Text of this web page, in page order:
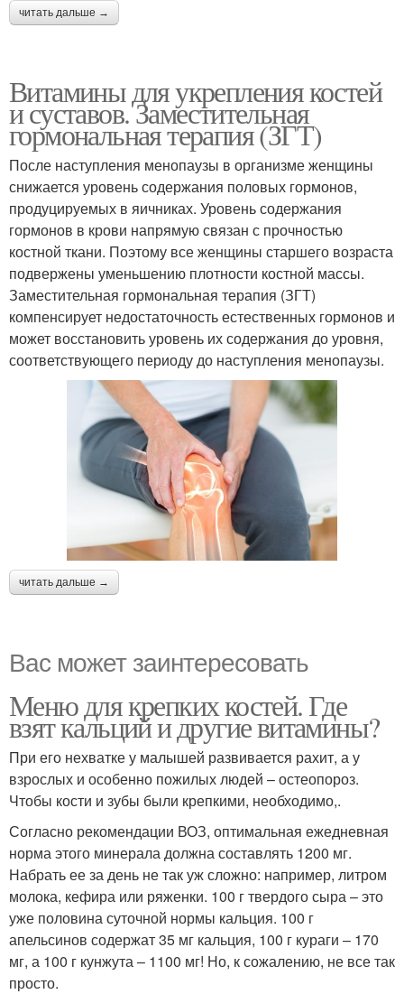
читать дальше →
Витамины для укрепления костей
и суставов. Заместительная
гормональная терапия (ЗГТ)
После наступления менопаузы в организме женщины
снижается уровень содержания половых гормонов,
продуцируемых в яичниках. Уровень содержания
гормонов в крови напрямую связан с прочностью
костной ткани. Поэтому все женщины старшего возраста
подвержены уменьшению плотности костной массы.
Заместительная гормональная терапия (ЗГТ)
компенсирует недостаточность естественных гормонов и
может восстановить уровень их содержания до уровня,
соответствующего периоду до наступления менопаузы.
читать дальше →
Вас может заинтересовать
Меню для крепких костей. Где
взят кальций и другие витамины?
При его нехватке у малышей развивается рахит, а у
взрослых и особенно пожилых людей – остеопороз.
Чтобы кости и зубы были крепкими, необходимо,.
Согласно рекомендации ВОЗ, оптимальная ежедневная
норма этого минерала должна составлять 1200 мг.
Набрать ее за день не так уж сложно: например, литром
молока, кефира или ряженки. 100 г твердого сыра – это
уже половина суточной нормы кальция. 100 г
апельсинов содержат 35 мг кальция, 100 г кураги – 170
мг, а 100 г кунжута – 1100 мг! Но, к сожалению, не все так
просто.